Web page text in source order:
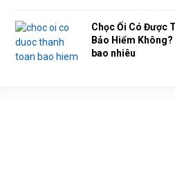
Chọc Ối Có Được
Bảo Hiểm
bao nhiêu